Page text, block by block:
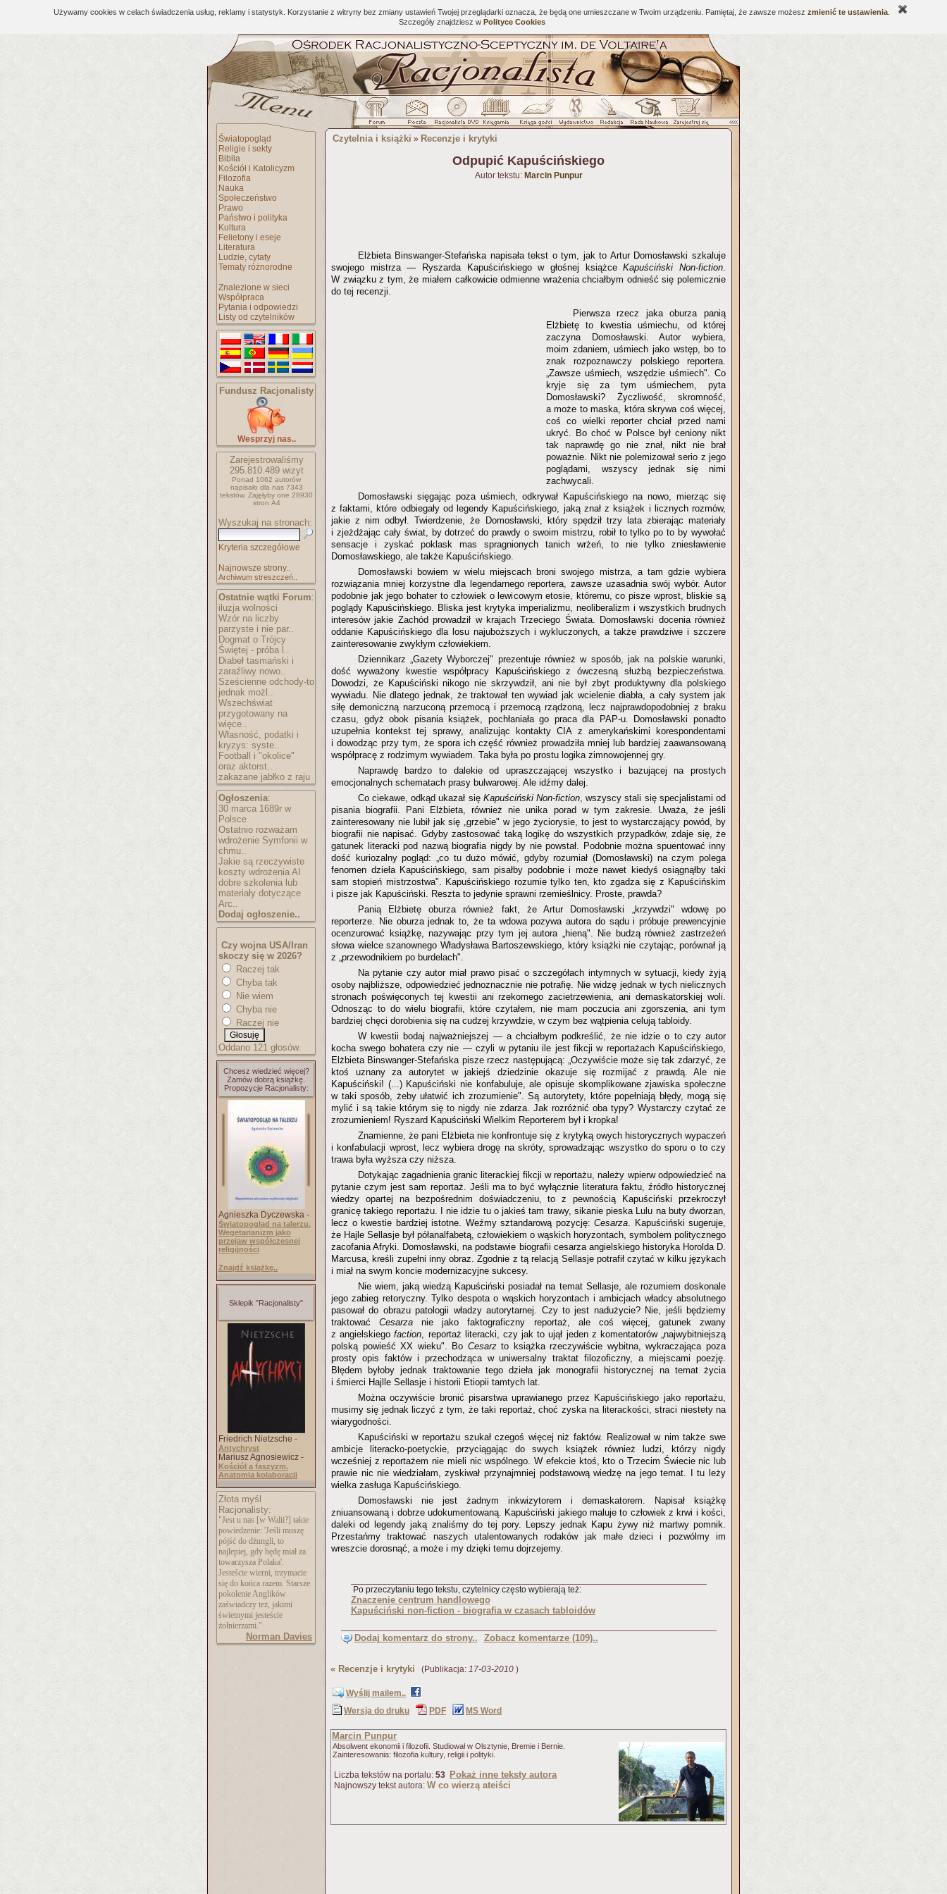
Używamy cookies w celach świadczenia usług, reklamy i statystyk. Korzystanie z witryny bez zmiany ustawień Twojej przeglądarki oznacza, że będą one umieszczane w Twoim urządzeniu. Pamiętaj, że zawsze możesz zmienić te ustawienia
Szczegóły znajdziesz w Polityce Cookies
Światopogląd
Religie i sekty
Biblia
Kościół i Katolicyzm
Filozofia
Nauka
Społeczeństwo
Prawo
Państwo i polityka
Kultura
Felietony i eseje
Literatura
Ludzie, cytaty
Tematy różnorodne
Znalezione w sieci
Współpraca
Pytania i odpowiedzi
Listy od czytelników
Fundusz Racjonalisty
Wesprzyj nas..
Zarejestrowaliśmy
295.810.489wizyt
Ponad 1062 autorów
napisało dla nas 7343
tekstów. Zajęłyby one 28930
stron A4
Wyszukaj na stronach:
Kryteria szczegółowe
Najnowsze strony..
Archiwum streszczeń..
Ostatnie wątki Forum:
iluzja wolności
Wzór na liczby
parzyste i nie par..
Dogmat o Trójcy
Świętej - próba l..
Diabeł tasmański i
zaraźliwy nowo..
Sześcienne odchody-to
jednak możl..
Wszechświat
przygotowany na
więce..
Własność, podatki i
kryzys: syste..
Football i "okolice"
oraz aktorst..
zakazane jabłko z raju
Ogłoszenia:
30 marca 1689r w
Polsce
Ostatnio rozważam
wdrożenie Symfonii w
chmu..
Jakie są rzeczywiste
koszty wdrożenia AI
dobre szkolenia lub
materiały dotyczące
Arc..
Dodaj ogłoszenie..
Czy wojna USA/Iran
skoczy się w 2026?
Raczej tak
Chyba tak
Nie wiem
Chyba nie
Raczej nie
Oddano 121 głosów.
Chcesz wiedzieć więcej?
Zamów dobrą książkę.
Propozycje Racjonalisty:
Agnieszka Dyczewska -
Światopogląd na talerzu.
Wegetarianizm jako
przejaw współczesnej
religijności
Znajdź książkę..
Sklepik "Racjonalisty"
Friedrich Nietzsche -
Antychryst
Mariusz Agnosiewicz -
Kościół a faszyzm.
Anatomia kolaboracji
Złota myśl
Racjonalisty:
"Jest u nas [w Walii?] takie
powiedzenie: 'Jeśli muszę
pójść do dżungli, to
najlepiej, gdy będę miał za
towarzysza Polaka'.
Jesteście wierni, trzymacie
się do końca razem. Starsze
pokolenie Anglików
zaświadczy też, jakimi
świetnymi jesteście
żołnierzami."
Norman Davies
Czytelnia i książki » Recenzje i krytyki
Odpupić Kapuścińskiego
Autor tekstu: Marcin Punpur
Elżbieta Binswanger-Stefańska napisała tekst o tym, jak to Artur Domosławski szkaluje
swojego mistrza — Ryszarda Kapuścińskiego w głośnej książceKapuściński Non-fiction.
W związku z tym, że miałem całkowicie odmienne wrażenia chciałbym odnieść się polemicznie
do tej recenzji.
Pierwsza rzecz jaka oburza panią
Elżbietę to kwestia uśmiechu, od której
zaczyna Domosławski. Autor wybiera,
moim zdaniem, uśmiech jako wstęp, bo to
znak rozpoznawczy polskiego reportera.
„Zawsze uśmiech, wszędzie uśmiech". Co
kryje się za tym uśmiechem, pyta
Domosławski? Życzliwość, skromność,
a może to maska, która skrywa coś więcej,
coś co wielki reporter chciał przed nami
ukryć. Bo choć w Polsce był ceniony nikt
tak naprawdę go nie znał, nikt nie brał
poważnie. Nikt nie polemizował serio z jego
poglądami, wszyscy jednak się nimi
zachwycali.
Domosławski sięgając poza uśmiech, odkrywał Kapuścińskiego na nowo, mierząc się
z faktami, które odbiegały od legendy Kapuścińskiego, jaką znał z książek i licznych rozmów,
jakie z nim odbył. Twierdzenie, że Domosławski, który spędził trzy lata zbierając materiały
i zjeżdżając cały świat, by dotrzeć do prawdy o swoim mistrzu, robił to tylko po to by wywołać
sensacje i zyskać poklask mas spragnionych tanich wrżeń, to nie tylko zniesławienie
Domosławskiego, ale także Kapuścińskiego.
Domosławski bowiem w wielu miejscach broni swojego mistrza, a tam gdzie wybiera
rozwiązania mniej korzystne dla legendarnego reportera, zawsze uzasadnia swój wybór. Autor
podobnie jak jego bohater to człowiek o lewicowym etosie, któremu, co pisze wprost, bliskie są
poglądy Kapuścińskiego. Bliska jest krytyka imperializmu, neoliberalizm i wszystkich brudnych
interesów jakie Zachód prowadził w krajach Trzeciego Świata. Domosławski docenia również
oddanie Kapuścińskiego dla losu najuboższych i wykluczonych, a także prawdziwe i szczere
zainteresowanie zwykłym człowiekiem.
Dziennikarz „Gazety Wyborczej" prezentuje również w sposób, jak na polskie warunki,
dość wyważony kwestie współpracy Kapuścińskiego z ówczesną służbą bezpieczeństwa.
Dowodzi, że Kapuściński nikogo nie skrzywdził, ani nie był zbyt produktywny dla polskiego
wywiadu. Nie dlatego jednak, że traktował ten wywiad jak wcielenie diabła, a cały system jak
siłę demoniczną narzuconą przemocą i przemocą rządzoną, lecz najprawdopodobniej z braku
czasu, gdyż obok pisania książek, pochłaniała go praca dla PAP-u. Domosławski ponadto
uzupełnia kontekst tej sprawy, analizując kontakty CIA z amerykańskimi korespondentami
i dowodząc przy tym, że spora ich część również prowadziła mniej lub bardziej zaawansowaną
współpracę z rodzimym wywiadem. Taka była po prostu logika zimnowojennej gry.
Naprawdę bardzo to dalekie od upraszczającej wszystko i bazującej na prostych
emocjonalnych schematach prasy bulwarowej. Ale idźmy dalej.
Co ciekawe, odkąd ukazał się Kapuściński Non-fiction, wszyscy stali się specjalistami od
pisania biografii. Pani Elżbieta, również nie unika porad w tym zakresie. Uważa, że jeśli
zainteresowany nie lubił jak się „grzebie" w jego życiorysie, to jest to wystarczający powód, by
biografii nie napisać. Gdyby zastosować taką logikę do wszystkich przypadków, zdaje się, że
gatunek literacki pod nazwą biografia nigdy by nie powstał. Podobnie można spuentować inny
dość kuriozalny pogląd: „co tu dużo mówić, gdyby rozumiał (Domosławski) na czym polega
fenomen dzieła Kapuścińskiego, sam pisałby podobnie i może nawet kiedyś osiągnąłby taki
sam stopień mistrzostwa". Kapuścińskiego rozumie tylko ten, kto zgadza się z Kapuścińskim
i pisze jak Kapuściński. Reszta to jedynie sprawni rzemieślnicy. Proste, prawda?
Panią Elżbietę oburza również fakt, że Artur Domosławski „krzywdzi" wdowę po
reporterze. Nie oburza jednak to, że ta wdowa pozywa autora do sądu i próbuje prewencyjnie
ocenzurować książkę, nazywając przy tym jej autora „hieną". Nie budzą również zastrzeżeń
słowa wielce szanownego Władysława Bartoszewskiego, który książki nie czytając, porównał ją
z „przewodnikiem po burdelach".
Na pytanie czy autor miał prawo pisać o szczegółach intymnych w sytuacji, kiedy żyją
osoby najbliższe, odpowiedzieć jednoznacznie nie potrafię. Nie widzę jednak w tych nielicznych
stronach poświęconych tej kwestii ani rzekomego zacietrzewienia, ani demaskatorskiej woli.
Odnosząc to do wielu biografii, które czytałem, nie mam poczucia ani zgorszenia, ani tym
bardziej chęci dorobienia się na cudzej krzywdzie, w czym bez wątpienia celują tabloidy.
W kwestii bodaj najważniejszej — a chciałbym podkreślić, że nie idzie o to czy autor
kocha swego bohatera czy nie — czyli w pytaniu ile jest fikcji w reportażach Kapuścińskiego,
Elżbieta Binswanger-Stefańska pisze rzecz następującą: „Oczywiście może się tak zdarzyć, że
ktoś uznany za autorytet w jakiejś dziedzinie okazuje się rozmijać z prawdą. Ale nie
Kapuściński! (...) Kapuściński nie konfabuluje, ale opisuje skomplikowane zjawiska społeczne
w taki sposób, żeby ułatwić ich zrozumienie". Są autorytety, które popełniają błędy, mogą się
mylić i są takie którym się to nigdy nie zdarza. Jak rozróżnić oba typy? Wystarczy czytać ze
zrozumieniem! Ryszard Kapuściński Wielkim Reporterem był i kropka!
Znamienne, że pani Elżbieta nie konfrontuje się z krytyką owych historycznych wypaczeń
i konfabulacji wprost, lecz wybiera drogę na skróty, sprowadzając wszystko do sporu o to czy
trawa była wyższa czy niższa.
Dotykając zagadnienia granic literackiej fikcji w reportażu, należy wpierw odpowiedzieć na
pytanie czym jest sam reportaż. Jeśli ma to być wyłącznie literatura faktu, źródło historycznej
wiedzy opartej na bezpośrednim doświadczeniu, to z pewnością Kapuściński przekroczył
granicę takiego reportażu. I nie idzie tu o jakieś tam trawy, sikanie pieska Lulu na buty dworzan,
lecz o kwestie bardziej istotne. Weźmy sztandarową pozycję: Cesarza. Kapuściński sugeruje,
że Hajle Sellasje był półanalfabetą, człowiekiem o wąskich horyzontach, symbolem politycznego
zacofania Afryki. Domosławski, na podstawie biografii cesarza angielskiego historyka Horolda D.
Marcusa, kreśli zupełni inny obraz. Zgodnie z tą relacją Sellasje potrafił czytać w kilku językach
i miał na swym koncie modernizacyjne sukcesy.
Nie wiem, jaką wiedzą Kapuściński posiadał na temat Sellasje, ale rozumiem doskonale
jego zabieg retoryczny. Tylko despota o wąskich horyzontach i ambicjach władcy absolutnego
pasował do obrazu patologii władzy autorytarnej. Czy to jest nadużycie? Nie, jeśli będziemy
traktowaćCesarza nie jako faktograficzny reportaż, ale coś więcej, gatunek zwany
z angielskiegofaction, reportaż literacki, czy jak to ujął jeden z komentatorów „najwybitniejszą
polską powieść XX wieku". Bo Cesarzto książka rzeczywiście wybitna, wykraczająca poza
prosty opis faktów i przechodząca w uniwersalny traktat filozoficzny, a miejscami poezję.
Błędem byłoby jednak traktowanie tego dzieła jak monografii historycznej na temat życia
i śmierci Hajlle Sellasje i historii Etiopii tamtych lat.
Można oczywiście bronić pisarstwa uprawianego przez Kapuścińskiego jako reportażu,
musimy się jednak liczyć z tym, że taki reportaż, choć zyska na literackości, straci niestety na
wiarygodności.
Kapuściński w reportażu szukał czegoś więcej niż faktów. Realizował w nim także swe
ambicje literacko-poetyckie, przyciągając do swych książek również ludzi, którzy nigdy
wcześniej z reportażem nie mieli nic wspólnego. W efekcie ktoś, kto o Trzecim Świecie nic lub
prawie nic nie wiedziałam, zyskiwał przynajmniej podstawową wiedzę na jego temat. I tu leży
wielka zasługa Kapuścińskiego.
Domosławski nie jest żadnym inkwizytorem i demaskatorem. Napisał książkę
zniuansowaną i dobrze udokumentowaną. Kapuściński jakiego maluje to człowiek z krwi i kości,
daleki od legendy jaką znaliśmy do tej pory. Lepszy jednak Kapu żywy niż martwy pomnik.
Przestańmy traktować naszych utalentowanych rodaków jak małe dzieci i pozwólmy im
wreszcie dorosnąć, a może i my dzięki temu dojrzejemy.
Po przeczytaniu tego tekstu, czytelnicy często wybierają też:
Znaczenie centrum handlowego
Kapuściński non-fiction - biografia w czasach tabloidów
Dodaj komentarz do strony.. Zobacz komentarze (109)..
« Recenzje i krytyki (Publikacja: 17-03-2010 )
Wyślij mailem..
Wersja do druku
PDF MS Word
Marcin Punpur
Absolwent ekonomii i filozofii. Studiował w Olsztynie, Bremie i Bernie.
Zainteresowania: filozofia kultury, religii i polityki.
Liczba tekstów na portalu: 53 Pokaż inne teksty autora
Najnowszy tekst autora: W co wierzą ateiści